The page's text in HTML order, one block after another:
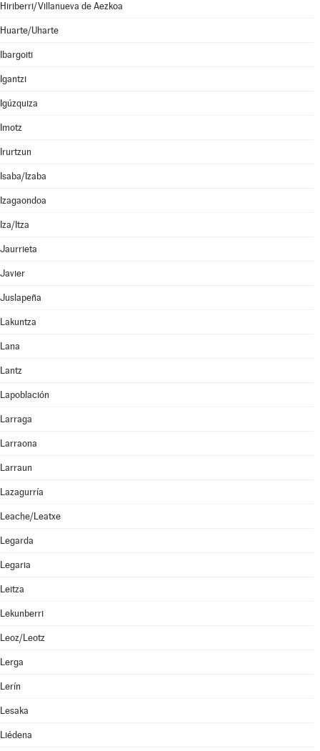
Hiriberri/Villanueva de Aezkoa
Huarte/Uharte
Ibargoiti
Igantzi
Igúzquiza
Imotz
Irurtzun
Isaba/Izaba
Izagaondoa
Iza/Itza
Jaurrieta
Javier
Juslapeña
Lakuntza
Lana
Lantz
Lapoblación
Larraga
Larraona
Larraun
Lazagurría
Leache/Leatxe
Legarda
Legaria
Leitza
Lekunberri
Leoz/Leotz
Lerga
Lerín
Lesaka
Liédena